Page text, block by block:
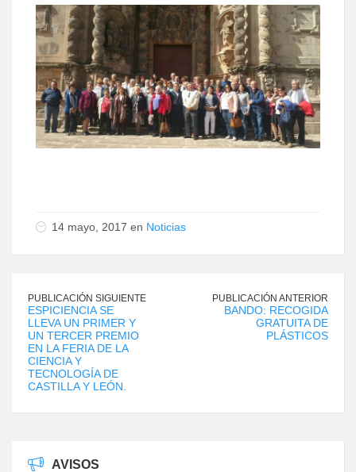
14 mayo, 2017 en Noticias
PUBLICACIÓN SIGUIENTE
ESPICIENCIA SE
LLEVA UN PRIMER Y
UN TERCER PREMIO
EN LA FERIA DE LA
CIENCIA Y
TECNOLOGÍA DE
CASTILLA Y LEÓN.
PUBLICACIÓN ANTERIOR
BANDO: RECOGIDA
GRATUITA DE
PLÁSTICOS
AVISOS